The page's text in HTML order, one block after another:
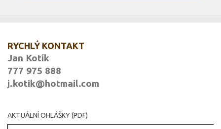
RYCHLÝ KONTAKT
Jan Kotík
777 975 888
j.kotik@hotmail.com
AKTUÁLNÍ OHLÁŠKY (PDF)